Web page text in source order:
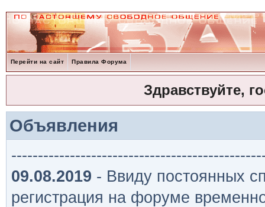
Перейти на сайт Правила Форума
Здравствуйте,
Объявления
09.08.2019 - Ввиду постоянных
регистрация на форуме